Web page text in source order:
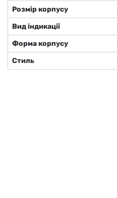
Розмір корпусу
Вид індикації
Форма корпусу
Стиль